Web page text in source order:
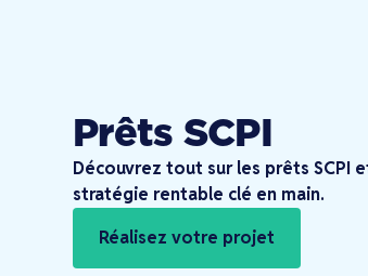
Prêts SCPI
Découvrez tout sur les prêts
stratégie rentable clé en main.
Réalisez votre projet